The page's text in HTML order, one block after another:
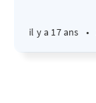
il y a 17 ans •